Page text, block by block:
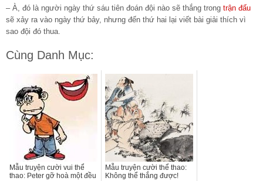
– À, đó là người ngày thứ sáu tiên đoán đội nào sẽ thắng trong trận đấu
sẽ xảy ra vào ngày thứ bảy, nhưng đến thứ hai lại viết bài giải thích vì
sao đội đó thua.
Cùng Danh Mục:
Mẫu truyện cười vui thể
thao: Peter gỡ hoà một đều
Mẫu truyện cười thể thao:
Không thể thắng được!